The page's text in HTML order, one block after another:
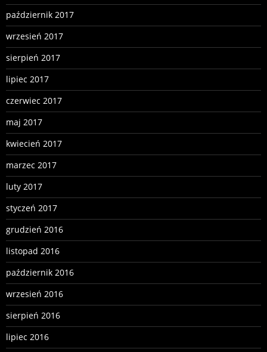
październik 2017
wrzesień 2017
sierpień 2017
lipiec 2017
czerwiec 2017
maj 2017
kwiecień 2017
marzec 2017
luty 2017
styczeń 2017
grudzień 2016
listopad 2016
październik 2016
wrzesień 2016
sierpień 2016
lipiec 2016